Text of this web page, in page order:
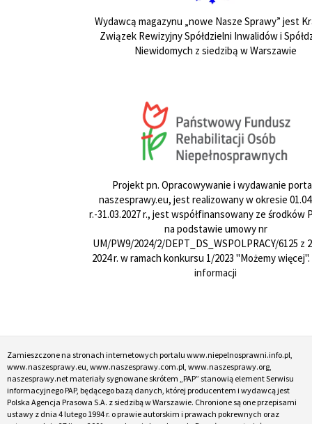
Wydawcą magazynu „nowe Nasze Sprawy” jest
Związek Rewizyjny Spółdzielni Inwalidów i
Niewidomych z siedzibą w Warszawie
Projekt pn. Opracowywanie i wydawanie
naszesprawy.eu, jest realizowany w okresie
r.-31.03.2027 r., jest współfinansowany ze środków
na podstawie umowy nr
UM/PW9/2024/2/DEPT_DS_WSPOLPRACY/6125 z
2024 r. w ramach konkursu 1/2023 "Możemy więcej".
informacji
Zamieszczone na stronach internetowych portalu www.niepelnosprawni.info.pl,
www.naszesprawy.eu, www.naszesprawy.com.pl, www.naszesprawy.org,
naszesprawy.net materiały sygnowane skrótem „PAP” stanowią element Serwisu
informacyjnego PAP, będącego bazą danych, której producentem i wydawcą jest
Polska Agencja Prasowa S.A. z siedzibą w Warszawie. Chronione są one przepisami
ustawy z dnia 4 lutego 1994 r. o prawie autorskim i prawach pokrewnych oraz